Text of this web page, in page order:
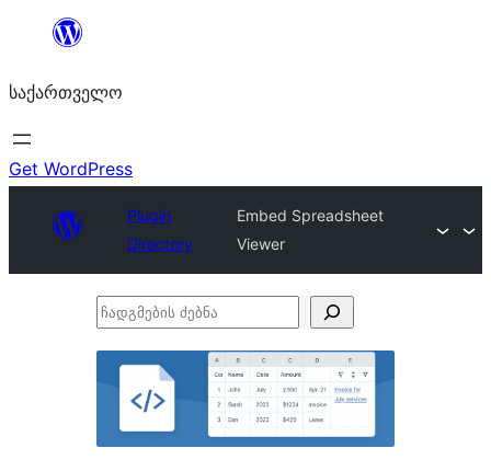
შიგთავსზე
საქართველო
Get WordPress
Plugin
Directory
Embed Spreadsheet
Viewer
ჩადგმების